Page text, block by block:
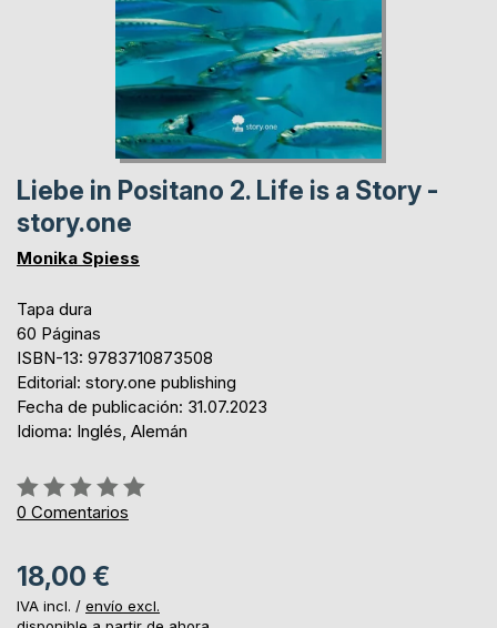
Liebe in Positano 2. Life is a Story -
story.one
Monika Spiess
Tapa dura
60 Páginas
ISBN-13: 9783710873508
Editorial: story.one publishing
Fecha de publicación: 31.07.2023
Idioma: Inglés, Alemán
Rating:
0%
0 Comentarios
18,00 €
IVA incl. / envío excl.